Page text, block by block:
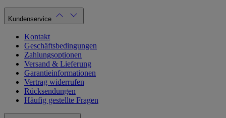
Kundenservice
Kontakt
Geschäftsbedingungen
Zahlungsoptionen
Versand & Lieferung
Garantieinformationen
Vertrag widerrufen
Rücksendungen
Häufig gestellte Fragen